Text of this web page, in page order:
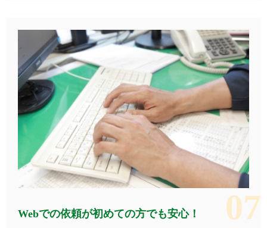
Webでの依頼が初めての方でも安心！